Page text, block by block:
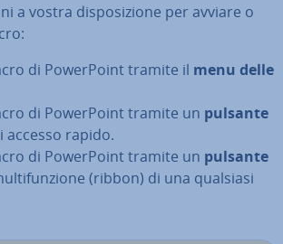
a vostra di­spo­si­zio­ne per avviare o
di Po­wer­Point tramite il menu delle
di Po­wer­Point tramite un pulsante
accesso rapido.
di Po­wer­Point tramite un pulsante
(ribbon) di una qualsiasi